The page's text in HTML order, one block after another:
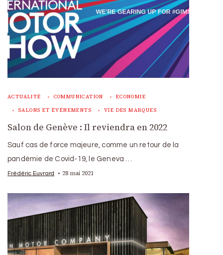
ACTUALITÉ COMMUNICATION ECONOMIE
SALONS ET ÉVÉNEMENTS VIE DES MARQUES
Salon de Genève : Il reviendra en 2022
Sauf cas de force majeure, comme un retour de la
pandémie de Covid-19, le Geneva …
Frédéric Euvrard 28 mai 2021